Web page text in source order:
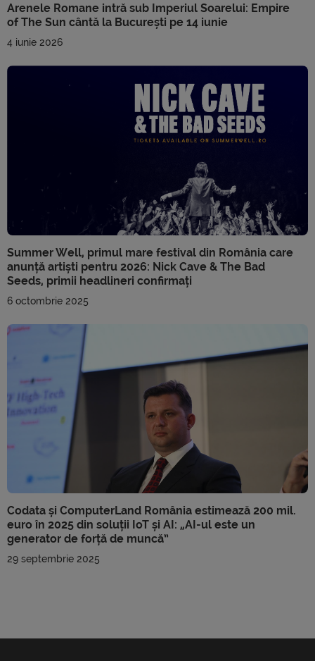
Arenele Romane intră sub Imperiul Soarelui: Empire
of The Sun cântă la București pe 14 iunie
4 iunie 2026
Summer Well, primul mare festival din România care
anunță artiști pentru 2026: Nick Cave & The Bad
Seeds, primii headlineri confirmați
6 octombrie 2025
Codata și ComputerLand România estimează 200 mil.
euro în 2025 din soluții IoT și AI: „AI-ul este un
generator de forță de muncă”
29 septembrie 2025